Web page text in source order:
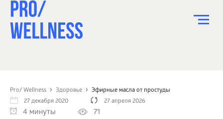
Pro/ Wellness Здоровье
Эфирные масла от простуды
27 декабря 2020
27 апреля 2026
4 минуты 71
СПОРТ
ЗДОРОВЬЕ